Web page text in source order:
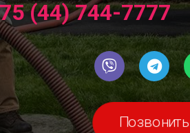
(44) 744-7777
Позвонить